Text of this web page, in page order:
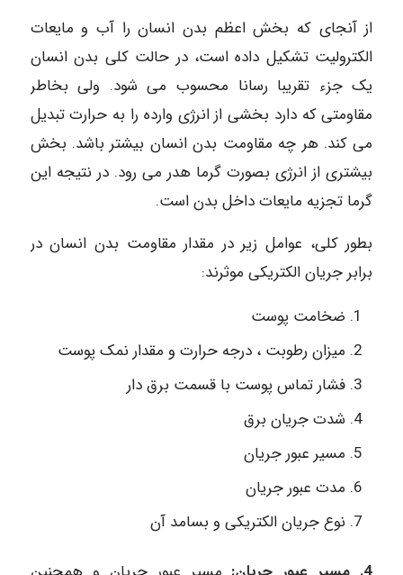
از آنجای که بخش اعظم بدن انسان را آب و مایعات
الکترولیت تشکیل داده است، در حالت کلی بدن انسان
یک جزء تقریبا رسانا محسوب می شود. ولی بخاطر
مقاومتی که دارد بخشی از انرژی وارده را به حرارت تبدیل
می کند. هر چه مقاومت بدن انسان بیشتر باشد. بخش
بیشتری از انرژی بصورت گرما هدر می رود. در نتیجه این
گرما تجزیه مایعات داخل بدن است.
بطور کلی، عوامل زیر در مقدار مقاومت بدن انسان در
برابر جریان الکتریکی موثرند:
ضخامت پوست
میزان رطوبت ، درجه حرارت و مقدار نمک پوست
فشار تماس پوست با قسمت برق دار
شدت جریان برق
مسیر عبور جریان
مدت عبور جریان
نوع جریان الکتریکی و بسامد آن